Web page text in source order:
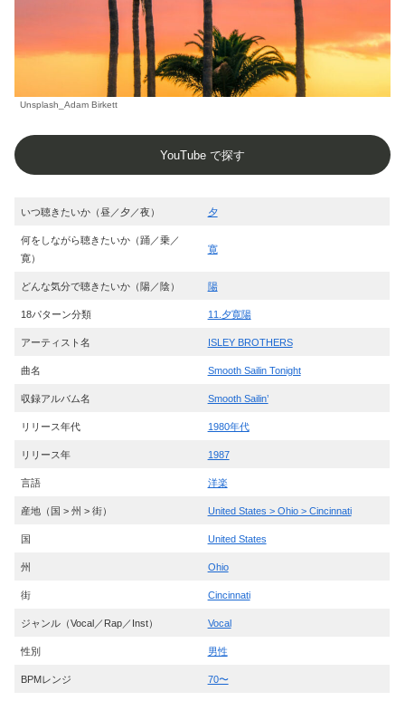
Unsplash_Adam Birkett
YouTube で探す
いつ聴きたいか（昼／夕／夜） 夕
何をしながら聴きたいか（踊／乗／
寛）
寛
どんな気分で聴きたいか（陽／陰） 陽
18パターン分類 11.夕寛陽
アーティスト名 ISLEY BROTHERS
曲名 Smooth Sailin Tonight
収録アルバム名 Smooth Sailin’
リリース年代 1980年代
リリース年 1987
言語 洋楽
産地（国 > 州 > 街） United States > Ohio > Cincinnati
国 United States
州 Ohio
街 Cincinnati
ジャンル（Vocal／Rap／Inst） Vocal
性別 男性
BPMレンジ 70〜